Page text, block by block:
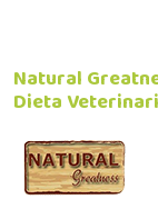
Natural
Dieta